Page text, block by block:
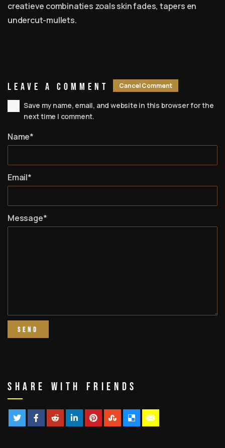
creatieve combinaties zoals skin fades, tapers en
undercut-mullets.
Leave A Comment Cancel Comment
Name*
Email*
Save my name, email, and website in this browser for the
next time I comment.
Message*
Share With Friends